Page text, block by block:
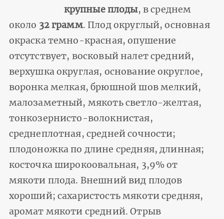
крупные плоды, в среднем
около 32 грамм. Плод округлый, основная
окраска темно-красная, опушение
отсутствует, восковый налет средний,
верхушка округлая, основание округлое,
воронка мелкая, брюшной шов мелкий,
малозаметный, мякоть светло-желтая,
тонкозернисто-волокнистая,
среднеплотная, средней сочности;
плодоножка по длине средняя, длинная;
косточка широкоовальная, 3,9% от
мякоти плода. Внешний вид плодов
хороший; сахаристость мякоти средняя,
аромат мякоти средний. Отрыв